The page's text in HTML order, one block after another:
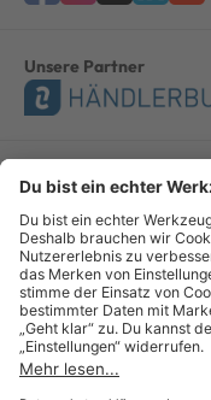
Unsere Partner
Bezahlung & Versand
ImpressumAGB
© Copyright 2026